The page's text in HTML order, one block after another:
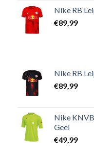
Nike RB
€89,99
Nike RB
€89,99
Nike
Geel
€49,99